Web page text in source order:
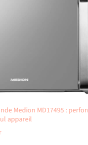
Medion MD17495 :
appareil